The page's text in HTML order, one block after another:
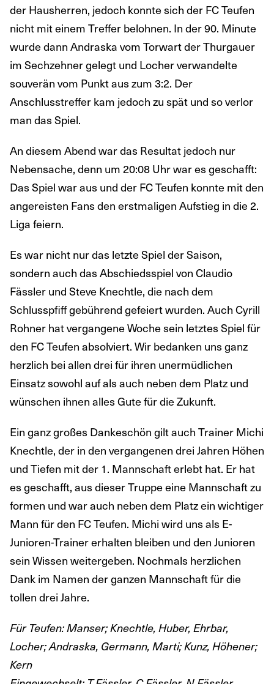
der Hausherren, jedoch konnte sich der FC Teufen
nicht mit einem Treffer belohnen. In der 90. Minute
wurde dann Andraska vom Torwart der Thurgauer
im Sechzehner gelegt und Locher verwandelte
souverän vom Punkt aus zum 3:2. Der
Anschlusstreffer kam jedoch zu spät und so verlor
man das Spiel.
An diesem Abend war das Resultat jedoch nur
Nebensache, denn um 20:08 Uhr war es geschafft:
Das Spiel war aus und der FC Teufen konnte mit den
angereisten Fans den erstmaligen Aufstieg in die 2.
Liga feiern.
Es war nicht nur das letzte Spiel der Saison,
sondern auch das Abschiedsspiel von Claudio
Fässler und Steve Knechtle, die nach dem
Schlusspfiff gebührend gefeiert wurden. Auch Cyrill
Rohner hat vergangene Woche sein letztes Spiel für
den FC Teufen absolviert. Wir bedanken uns ganz
herzlich bei allen drei für ihren unermüdlichen
Einsatz sowohl auf als auch neben dem Platz und
wünschen ihnen alles Gute für die Zukunft.
Ein ganz großes Dankeschön gilt auch Trainer Michi
Knechtle, der in den vergangenen drei Jahren Höhen
und Tiefen mit der 1. Mannschaft erlebt hat. Er hat
es geschafft, aus dieser Truppe eine Mannschaft zu
formen und war auch neben dem Platz ein wichtiger
Mann für den FC Teufen. Michi wird uns als E-
Junioren-Trainer erhalten bleiben und den Junioren
sein Wissen weitergeben. Nochmals herzlichen
Dank im Namen der ganzen Mannschaft für die
tollen drei Jahre.
Für Teufen: Manser; Knechtle, Huber, Ehrbar,
Locher; Andraska, Germann, Marti; Kunz, Höhener;
Kern